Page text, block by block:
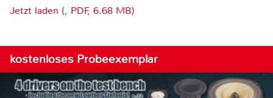
Jetzt laden (, PDF, 6.68 MB)
kostenloses Probeexemplar